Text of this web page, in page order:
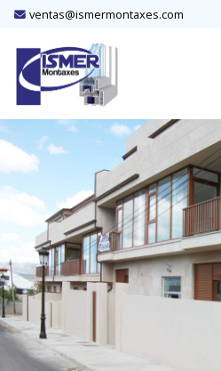
ventas@ismermontaxes.com